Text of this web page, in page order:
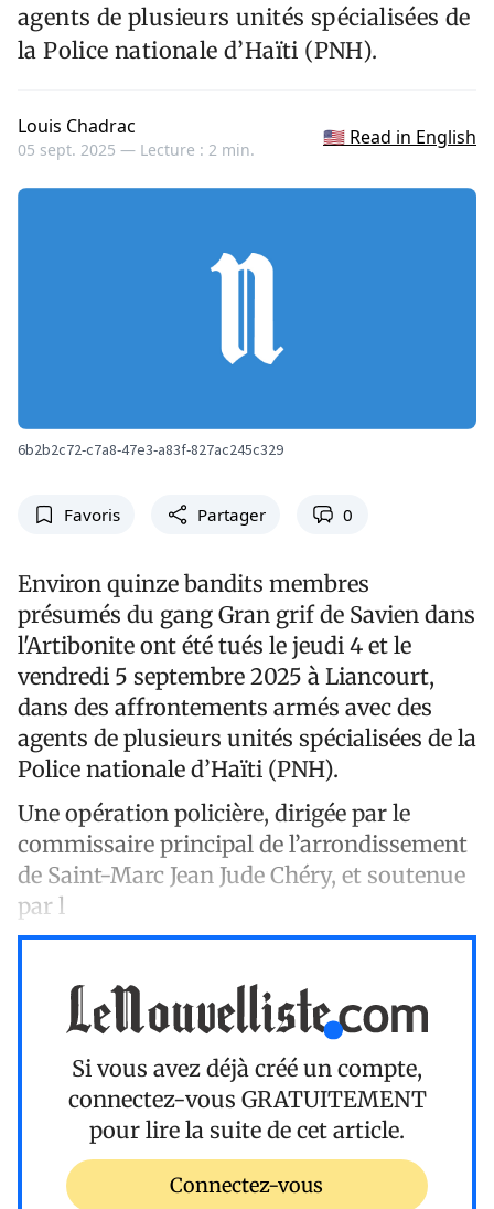
agents de plusieurs unités spécialisées de
la Police nationale d’Haïti (PNH).
Louis Chadrac
05 sept. 2025 — Lecture : 2 min.
🇺🇸 Read in English
6b2b2c72-c7a8-47e3-a83f-827ac245c329
Favoris Partager 0
Environ quinze bandits membres
présumés du gang Gran grif de Savien dans
l'Artibonite ont été tués le jeudi 4 et le
vendredi 5 septembre 2025 à Liancourt,
dans des affrontements armés avec des
agents de plusieurs unités spécialisées de la
Police nationale d’Haïti (PNH).
Une opération policière, dirigée par le
commissaire principal de l’arrondissement
de Saint-Marc Jean Jude Chéry, et soutenue
par l
Si vous avez déjà créé un compte,
connectez-vous GRATUITEMENT
pour lire la suite de cet article.
Connectez-vous